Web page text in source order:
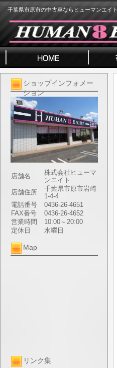
千葉県市原市の中古車ならヒューマンエイト
ショップインフォメー
ション
店舗名
株式会社ヒューマ
ンエイト
店舗住所
千葉県市原市岩崎
1-4-4
電話番号
0436-26-4651
FAX番号
0436-26-4652
営業時間
10:00～20:00
定休日
水曜日
Map
リンク集